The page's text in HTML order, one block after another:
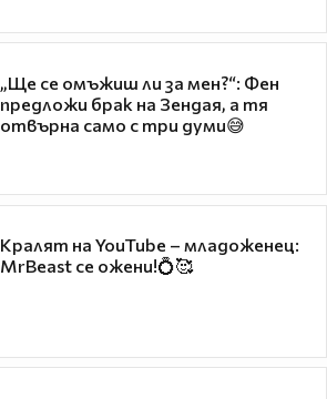
„Ще се омъжиш ли за мен?“: Фен
предложи брак на Зендая, а тя
отвърна само с три думи😅
Кралят на YouTube – младоженец:
MrBeast се ожени!💍🥰